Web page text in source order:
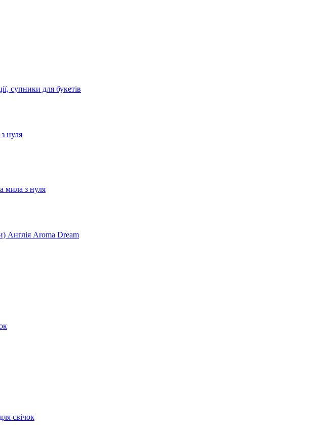
супники для букетів
нуля
мила з нуля
Англія Aroma Dream
свічок